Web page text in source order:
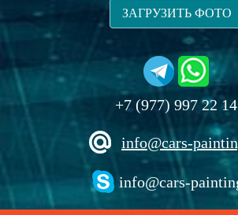
ЗАГРУЗИТЬ ФОТО
+7 (977) 997 22 14
info@cars-
info@cars-